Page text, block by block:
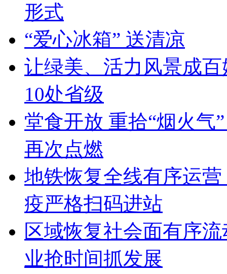
形式
“爱心冰箱” 送清凉
让绿美、活力风景成
10处省级
堂食开放 重拾“烟火气
再次点燃
地铁恢复全线有序运
疫严格扫码进站
区域恢复社会面有序
业抢时间抓发展